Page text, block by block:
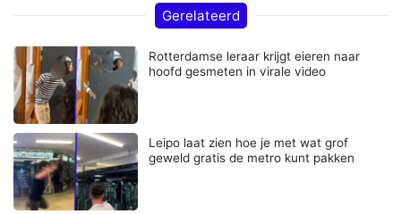
Gerelateerd
Rotterdamse leraar krijgt eieren naar
hoofd gesmeten in virale video
Leipo laat zien hoe je met wat grof
geweld gratis de metro kunt pakken